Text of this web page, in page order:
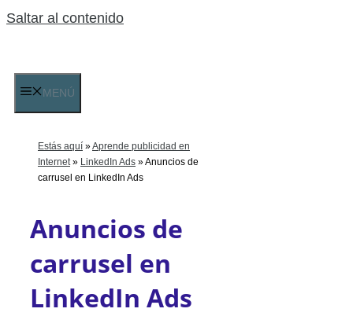
Saltar al contenido
MENÚ
Estás aquí »Aprende publicidad en
Internet» LinkedIn Ads »Anuncios de
carrusel en LinkedIn Ads
Anuncios de
carrusel en
LinkedIn Ads